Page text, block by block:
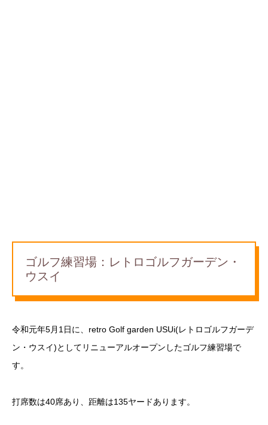
ゴルフ練習場：レトロゴルフガーデン・
ウスイ
令和元年5月1日に、retro Golf garden USUi(レトロゴルフガーデ
ン・ウスイ)としてリニューアルオープンしたゴルフ練習場で
す。
打席数は40席あり、距離は135ヤードあります。